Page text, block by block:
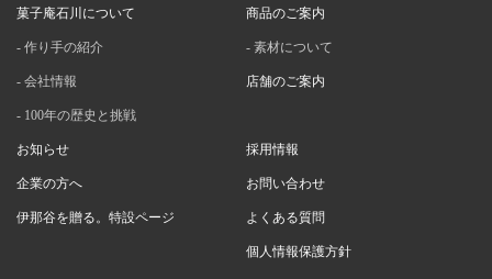
菓子庵石川について
作り手の紹介
会社情報
100年の歴史と挑戦
商品のご案内
素材について
店舗のご案内
お知らせ
企業の方へ
伊那谷を贈る。特設ページ
採用情報
お問い合わせ
よくある質問
個人情報保護方針